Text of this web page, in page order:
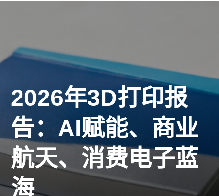
2026年3D打印报
告：AI赋能、商业
航天、消费电子蓝
海